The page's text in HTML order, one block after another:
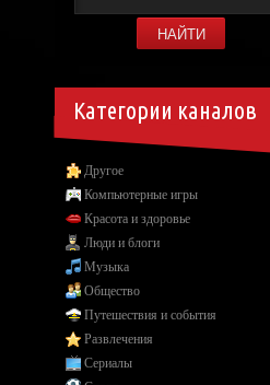
Категории каналов
Другое
Компьютерные игры
Красота и здоровье
Люди и блоги
Музыка
Общество
Путешествия и события
Развлечения
Сериалы